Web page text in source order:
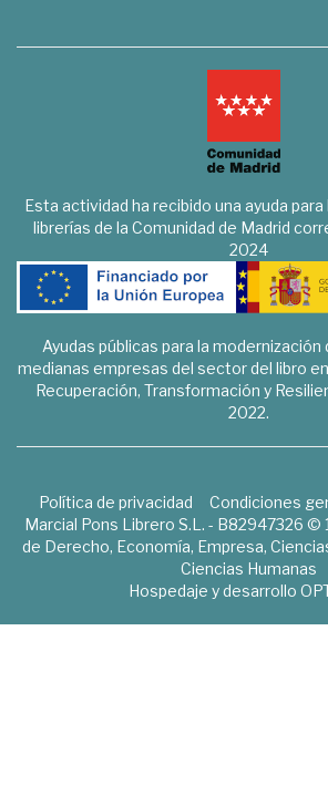
Esta actividad ha recibido una ayuda
librerías de la Comunidad de Madrid
2024
Ayudas públicas para la modernización
medianas empresas del sector del libro
Recuperación, Transformación y
2022.
Política de privacidad Condiciones
Marcial Pons Librero S.L. - B82947326 ©
de Derecho, Economía, Empresa,
Ciencias Humanas
Hospedaje y desarrollo